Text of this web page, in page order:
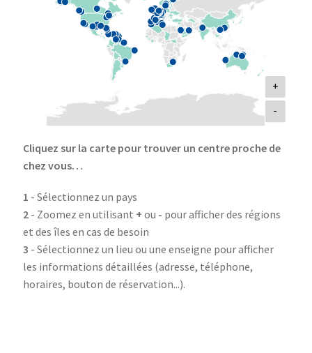
+
-
Cliquez sur la carte pour trouver un centre proche de
chez vous…
1 - Sélectionnez un pays
2- Zoomez en utilisant + ou - pour afficher des régions
et des îles en cas de besoin
3 - Sélectionnez un lieu ou une enseigne pour afficher
les informations détaillées (adresse, téléphone,
horaires, bouton de réservation...).